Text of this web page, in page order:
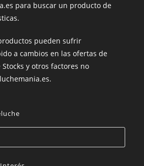
para buscar un producto de
pueden sufrir
a cambios en las ofertas de
y otros factores no